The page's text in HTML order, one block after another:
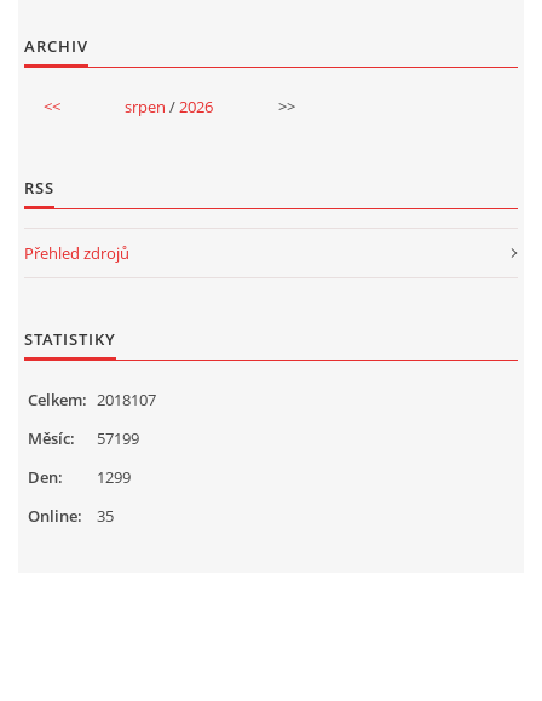
ARCHIV
<< srpen / 2026 >>
RSS
Přehled zdrojů
STATISTIKY
Online: 35
Celkem: 2018107
Měsíc:
57199
Den:
1299